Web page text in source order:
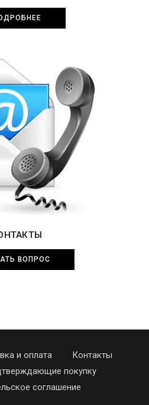
ВОПРОС
и оплата
Контакты
покупку
соглашение